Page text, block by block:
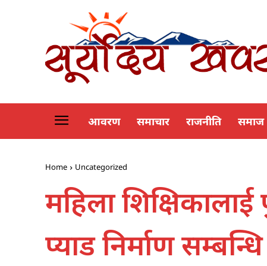
आवरण समाचार राजनीति समाज
Home Uncategorized
महिला
प्याड निर्माण